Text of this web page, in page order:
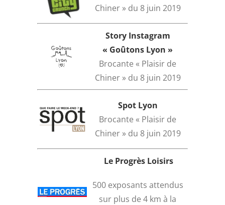
Chiner » du 8 juin 2019
Story Instagram
« Goûtons Lyon »
Brocante « Plaisir de
Chiner » du 8 juin 2019
Spot Lyon
Brocante « Plaisir de
Chiner » du 8 juin 2019
Le Progrès Loisirs
500 exposants attendus
sur plus de 4 km à la